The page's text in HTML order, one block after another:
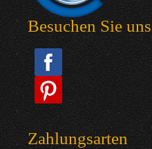
Besuchen Sie uns
Zahlungsarten